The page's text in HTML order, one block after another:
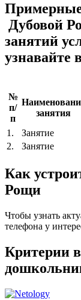
Дубовой
занятий
узнавайте
№
п/
п
занятия
1.
Занятие
2.
Занятие
Как
Рощи
Чтобы узнать
телефона у
Критерии